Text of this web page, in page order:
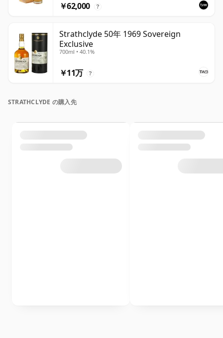
￥62,000 ?
Strathclyde 50年 1969 Sovereign
Exclusive
700ml • 40.1%
￥11万 ?
STRATHCLYDE の購入先